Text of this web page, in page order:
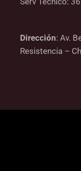
Dirección: Av.
Resistencia –